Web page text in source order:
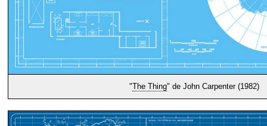
"The Thing" de John Carpenter (1982)